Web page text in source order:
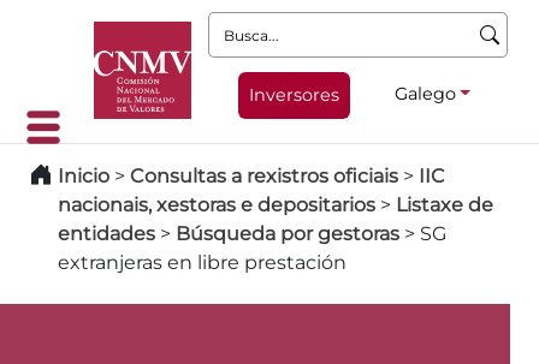
Busca:
Inversores Galego
Inicio > Consultas a rexistros oficiais > IIC
nacionais, xestoras e depositarios > Listaxe de
entidades > Búsqueda por gestoras > SG
extranjeras en libre prestación